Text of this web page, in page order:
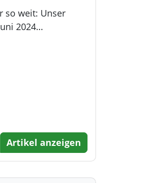
so weit: Unser
2024…
Artikel anzeigen